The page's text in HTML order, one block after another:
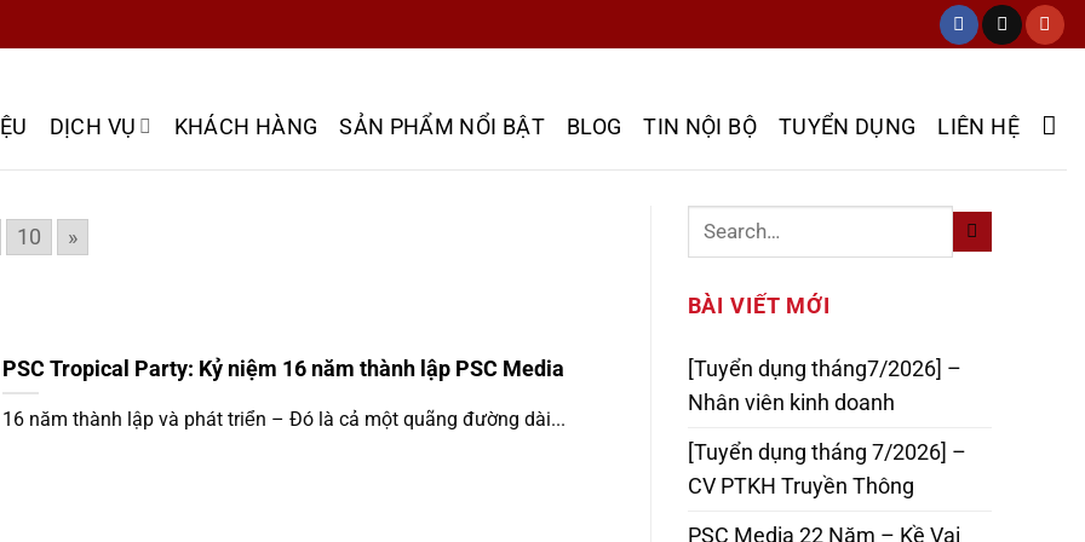
DỊCH VỤ KHÁCH HÀNG SẢN PHẨM NỔI BẬT BLOG TIN NỘI BỘ TUYỂN DỤNG LIÊN HỆ
10 »
PSC Tropical Party: Kỷ niệm 16 năm thành lập PSC Media
16 năm thành lập và phát triển – Đó là cả một quãng đường dài...
BÀI VIẾT MỚI
[Tuyển dụng tháng7/2026] –
Nhân viên kinh doanh
[Tuyển dụng tháng 7/2026] –
CV PTKH Truyền Thông
PSC Media 22 Năm – Kề Vai